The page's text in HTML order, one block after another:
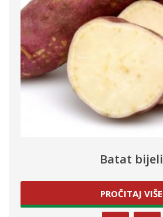
Batat bijeli
PROČITAJ VIŠE